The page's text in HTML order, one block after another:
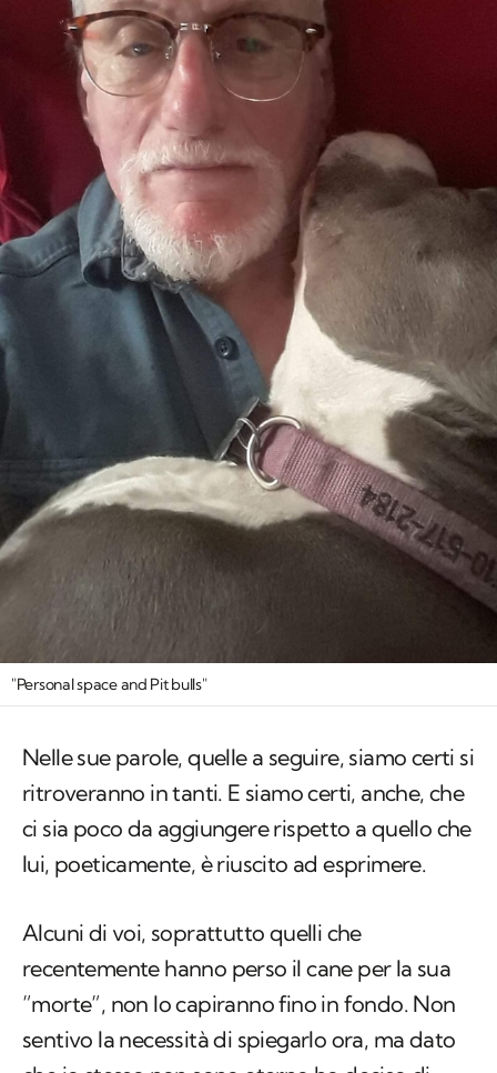
"Personal space and Pit bulls"
Nelle sue parole, quelle a seguire, siamo certi si
ritroveranno in tanti. E siamo certi, anche, che
lui, poeticamente, è riuscito ad esprimere.
Alcuni di voi, soprattutto quelli che
recentemente hanno perso il cane per la sua
sentivo la necessità di spiegarlo ora, ma dato
che io stesso non sono eterno ho deciso di
farlo.I cani non muoiono mai. Non sanno
come farlo .